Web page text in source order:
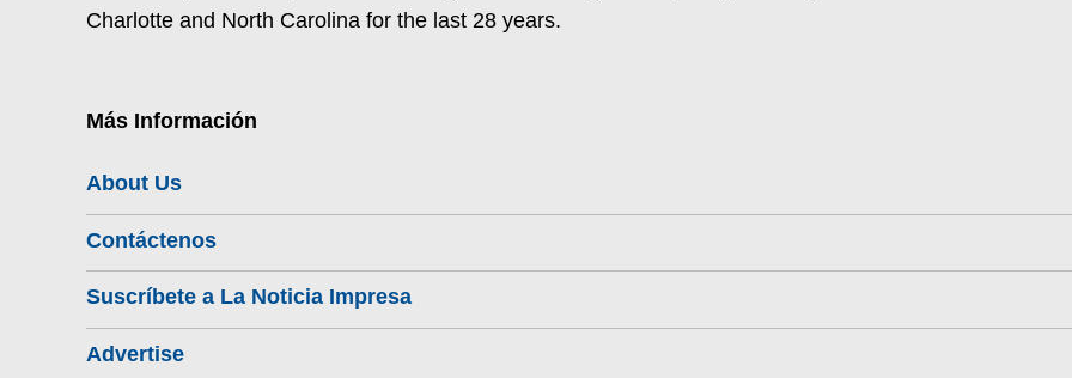
Charlotte and North Carolina for the last 28 years.
Más Información
About Us
Contáctenos
Suscríbete a La Noticia Impresa
Advertise